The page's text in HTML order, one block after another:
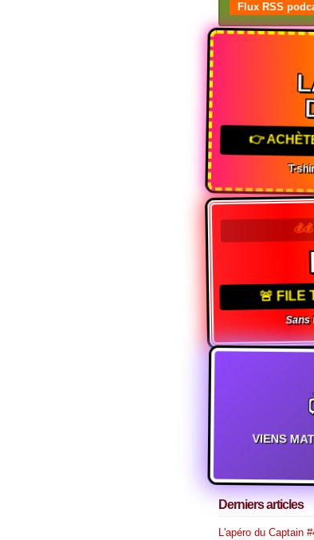
Flux RSS
👉
T-
🚨 FILE
Sans
VIENS
Derniers articles
L'apéro du Captain